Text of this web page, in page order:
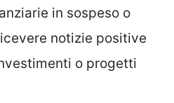
in sospeso o
notizie positive
o progetti